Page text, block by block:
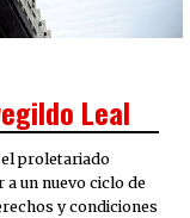
Leal
el proletariado
un nuevo ciclo de
y condiciones